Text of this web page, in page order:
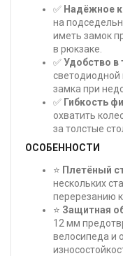
✅ Надёжное
на
иметь замок
в рюкзаке.
✅Удобство в
светодиодной
замка при
✅ Гибкость
охватить
за толстые
ОСОБЕННОСТИ
⭐ Плетёный
нескольких
перерезанию
⭐ Защитная
12 мм
велосипеда и